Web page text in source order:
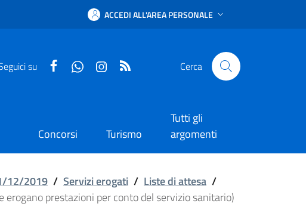
ACCEDI ALL'AREA PERSONALE
su FacebookWhatsAppInstagram Cerca
Concorsi Turismo
Tutti gli
argomenti
di enti, aziende e
12/2019 / Servizi erogati / Liste di attesa /
prestazioni per conto del servizio sanitario)